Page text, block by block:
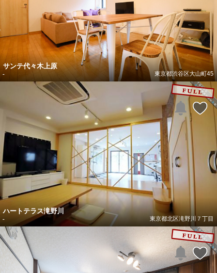
サンテ代々木上原
東京都渋谷区大山町45
-
ハートテラス滝野川
東京都北区滝野川７丁目
-